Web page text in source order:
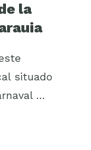
la
situado
…